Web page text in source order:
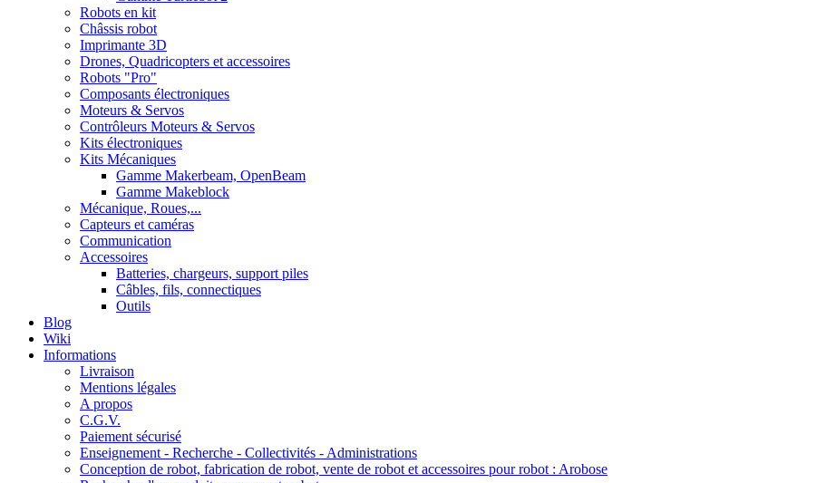
Robots en kit
Châssis robot
Imprimante 3D
Drones, Quadricopters et accessoires
Robots "Pro"
Composants électroniques
Moteurs & Servos
Contrôleurs Moteurs & Servos
Kits électroniques
Kits Mécaniques
Gamme Makerbeam, OpenBeam
Gamme Makeblock
Mécanique, Roues,...
Capteurs et caméras
Communication
Accessoires
Batteries, chargeurs, support piles
Câbles, fils, connectiques
Outils
Blog
Wiki
Informations
Livraison
Mentions légales
A propos
C.G.V.
Paiement sécurisé
Enseignement - Recherche - Collectivités - Administrations
Conception de robot, fabrication de robot, vente de robot et accessoires pour robot : Arobose